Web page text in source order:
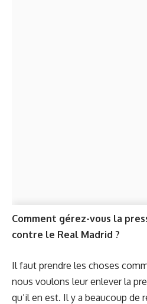
Comment gérez-vous la
contre le Real Madrid ?
Il faut prendre les choses
nous voulons leur enlever la
qu’il en est. Il y a beaucoup de